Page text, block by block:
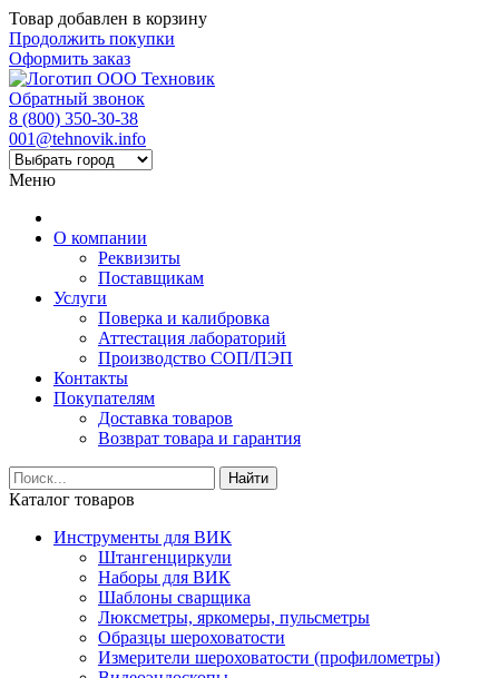
Товар добавлен в корзину
Продолжить покупки
Оформить заказ
Обратный звонок
8 (800) 350-30-38
001@tehnovik.info
Меню
О компании
Реквизиты
Поставщикам
Услуги
Поверка и калибровка
Аттестация лабораторий
Производство СОП/ПЭП
Контакты
Покупателям
Доставка товаров
Возврат товара и гарантия
Найти
Каталог товаров
Инструменты для ВИК
Штангенциркули
Наборы для ВИК
Шаблоны сварщика
Люксметры, яркомеры, пульсметры
Образцы шероховатости
Измерители шероховатости (профилометры)